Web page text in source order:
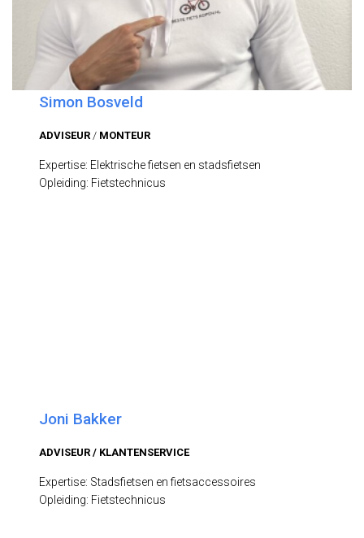
Simon Bosveld
ADVISEUR / MONTEUR
Expertise: Elektrische fietsen en stadsfietsen
Opleiding: Fietstechnicus
Joni Bakker
ADVISEUR / KLANTENSERVICE
Expertise: Stadsfietsen en fietsaccessoires
Opleiding: Fietstechnicus